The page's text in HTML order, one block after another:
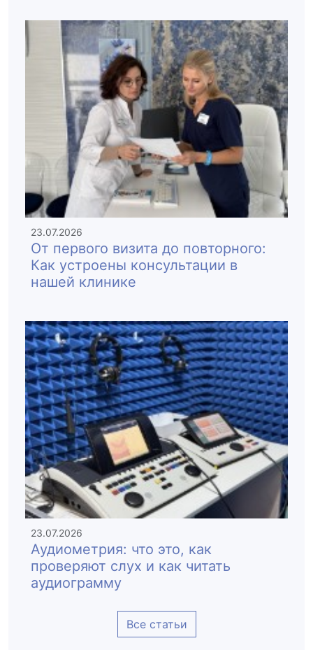
23.07.2026
От первого визита до повторного:
Как устроены консультации в
нашей клинике
23.07.2026
Аудиометрия: что это, как
проверяют слух и как читать
аудиограмму
Все статьи